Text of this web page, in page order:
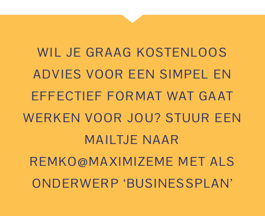
WIL JE GRAAG KOSTENLOOS
ADVIES VOOR EEN SIMPEL EN
EFFECTIEF FORMAT WAT GAAT
WERKEN VOOR JOU? STUUR EEN
MAILTJE NAAR
REMKO@MAXIMIZEME MET ALS
ONDERWERP ‘BUSINESSPLAN’